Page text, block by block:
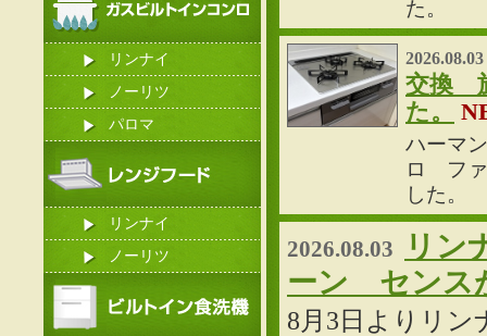
リンナイ
ノーリツ
パロマ
リンナイ
ノーリツ
た。
2026.08.03
交換
た。
ハーマ
ロ フ
した。
2026.08.03
リン
ーン センス
8月3日よりリ